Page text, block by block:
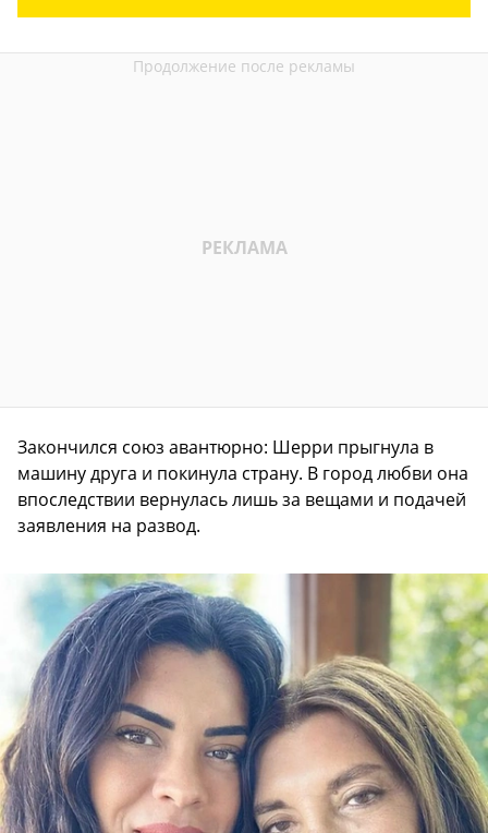
Закончился союз авантюрно: Шерри прыгнула в
машину друга и покинула страну. В город любви она
впоследствии вернулась лишь за вещами и подачей
заявления на развод.